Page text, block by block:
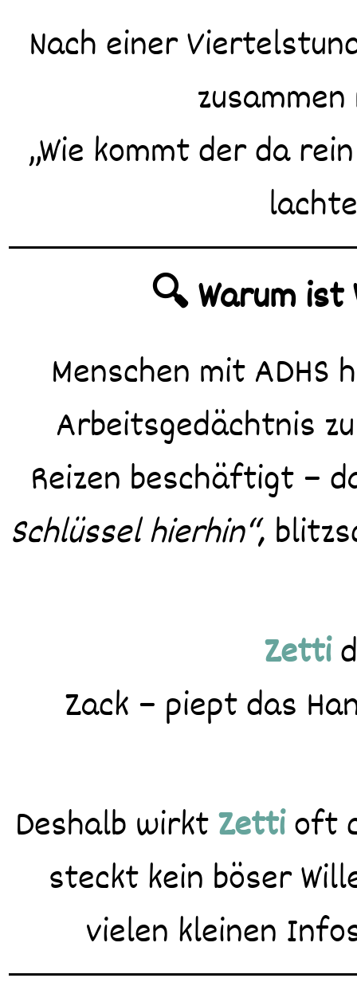
Nach einer
„Wie kommt der da
🔍 Warum ist
Menschen mit
Arbeitsgedächtnis
Reizen beschäftigt –
Schlüssel hierhin“,
Zetti
Zack – piept das
Deshalb wirktZettioft
steckt kein böser
vielen kleinen